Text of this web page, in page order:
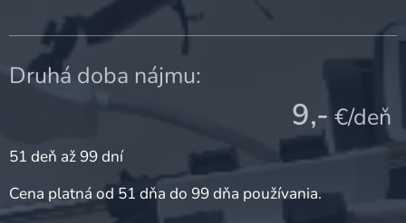
Druhá doba nájmu:
9,- €/deň
51 deň až 99 dní
Cena platná od 51 dňa do 99 dňa používania.